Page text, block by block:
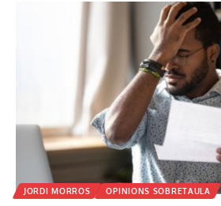
JORDI MORROS OPINIONS SOBRETAULA